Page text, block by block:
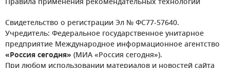
Правила применения рекомендательных технологий
Свидетельство о регистрации Эл № ФС77-57640.
Учредитель: Федеральное государственное унитарное
предприятие Международное информационное агентство
«Россия сегодня» (МИА «Россия сегодня»).